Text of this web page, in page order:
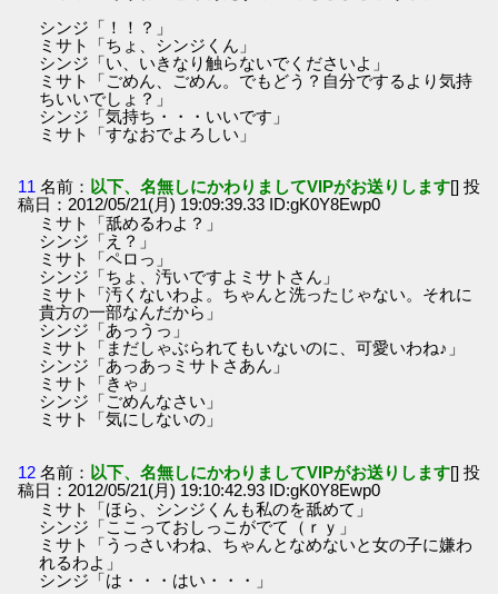
シンジ「！！？」
ミサト「ちょ、シンジくん」
シンジ「い、いきなり触らないでくださいよ」
ミサト「ごめん、ごめん。でもどう？自分でするより気持
ちいいでしょ？」
シンジ「気持ち・・・いいです」
ミサト「すなおでよろしい」
11 名前： 以下、名無しにかわりましてVIPがお送りします[] 投
稿日：2012/05/21(月) 19:09:39.33 ID:gK0Y8Ewp0
ミサト「舐めるわよ？」
シンジ「え？」
ミサト「ペロっ」
シンジ「ちょ、汚いですよミサトさん」
ミサト「汚くないわよ。ちゃんと洗ったじゃない。それに
貴方の一部なんだから」
シンジ「あっうっ」
ミサト「まだしゃぶられてもいないのに、可愛いわね♪」
シンジ「あっあっミサトさあん」
ミサト「きゃ」
シンジ「ごめんなさい」
ミサト「気にしないの」
12 名前： 以下、名無しにかわりましてVIPがお送りします[] 投
稿日：2012/05/21(月) 19:10:42.93 ID:gK0Y8Ewp0
ミサト「ほら、シンジくんも私のを舐めて」
シンジ「ここっておしっこがでて（ｒｙ」
ミサト「うっさいわね、ちゃんとなめないと女の子に嫌わ
れるわよ」
シンジ「は・・・はい・・・」